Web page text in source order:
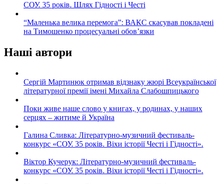
СОУ. 35 років. Шлях Гідності і Честі
“Маленька велика перемога”: ВАКС скасував покладені
на Тимошенко процесуальні обов’язки
Наші автори
Сергій Мартинюк отримав відзнаку жюрі Всеукраїнської
літературної премії імені Михайла Слабошпицького
Поки живе наше слово у книгах, у родинах, у наших
серцях – житиме й Україна
Галина Сливка: Літературно-музичний фестиваль-
конкурс «СОУ. 35 років. Віхи історії Честі і Гідності».
Віктор Кучерук: Літературно-музичний фестиваль-
конкурс «СОУ. 35 років. Віхи історії Честі і Гідності».